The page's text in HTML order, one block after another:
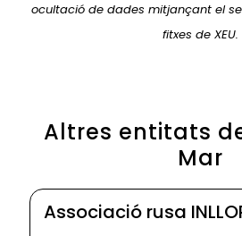
ocultació de dades mitjançant el
fitxes de XEU.
Altres entitats
Mar
Associació rusa